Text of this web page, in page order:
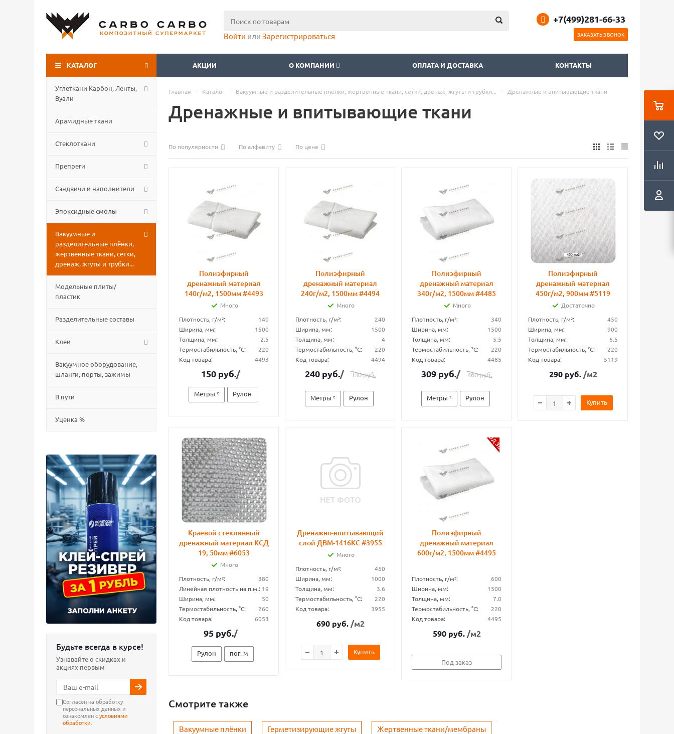
Войти или Зарегистрироваться
+7(499)281-66-33
ЗАКАЗАТЬ ЗВОНОК
КАТАЛОГ АКЦИИ О КОМПАНИИ ОПЛАТА И ДОСТАВКА КОНТАКТЫ
Углеткани Карбон, Ленты,
Вуали
Арамидные ткани
Стеклоткани
Препреги
Сэндвичи и наполнители
Эпоксидные смолы
Вакуумные и
разделительные плёнки,
жертвенные ткани, сетки,
дренаж, жгуты и трубки...
Модельные плиты/
пластик
Разделительные составы
Клеи
Вакуумное оборудование,
шланги, порты, зажимы
В пути
Уценка %
Будьте всегда в курсе!
Узнавайте о скидках и
акциях первым
Согласен на обработку
персональных данных и
ознакомлен сусловиями
обработки
Главная - Каталог - Вакуумные и разделительные плёнки, жертвенные ткани, сетки, дренаж, жгуты и трубки... - Дренажные и впитывающие ткани
Дренажные и впитывающие ткани
По популярности По алфавиту По цене
Полиэфирный
дренажный материал
140г/м2, 1500мм #4493
Много
Плотность, г/м²:
140
Ширина, мм:
1500
Толщина, мм:
2.5
Термостабильность, °С:
220
Код товара:
4493
150 руб./
Метры ² Рулон
Полиэфирный
дренажный материал
240г/м2, 1500мм #4494
Много
Плотность, г/м²:
240
Ширина, мм:
1500
Толщина, мм:
4
Термостабильность, °С:
220
Код товара:
4494
240 руб./ 330 руб.
Метры ² Рулон
Полиэфирный
дренажный материал
340г/м2, 1500мм #4485
Много
Плотность, г/м²:
340
Ширина, мм:
1500
Толщина, мм:
5.5
Термостабильность, °С:
220
Код товара:
4485
309 руб./ 460 руб.
Метры ² Рулон
Полиэфирный
дренажный материал
450г/м2, 900мм #5119
Достаточно
Плотность, г/м²:
450
Ширина, мм:
900
Толщина, мм:
6.5
Термостабильность, °С:
220
Код товара:
5119
290руб. /м2
Купить
Краевой стеклянный
дренажный материал КСД
19, 50мм #6053
Много
Плотность, г/м²:
380
Линейная плотность на п.м.: 19
Ширина, мм:
50
Термостабильность, °С:
260
Код товара:
6053
95 руб./
Рулон пог. м
Дренажно-впитывающий
слой ДВМ-1416КС #3955
Много
Плотность, г/м²:
450
Ширина, мм:
1000
Толщина, мм:
3.6
Термостабильность, °С:
220
Код товара:
3955
690руб. /м2
Купить
Под заказ
Полиэфирный
дренажный материал
600г/м2, 1500мм #4495
Плотность, г/м²:
600
Ширина, мм:
1500
Толщина, мм:
7.0
Термостабильность, °С:
220
Код товара:
4495
590руб. /м2
Под заказ
Смотрите также
Вакуумные плёнки Герметизирующие жгуты Жертвенные ткани/мембраны